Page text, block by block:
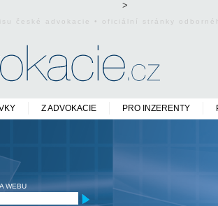
>
české advokacie • oficiální stránky
Z ADVOKACIE PRO INZERENTY
WEBU